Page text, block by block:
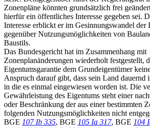
Zonenpläne könnten grundsätzlich frei
hierfür ein öffentliches Interesse gegeben sei.
Interesse erblickt er im Gesinnungswandel der
gegenüber Nutzungsmöglichkeiten von
Baustils.
Das Bundesgericht hat im Zusammenhang mit
Zonenplanänderungen wiederholt festgestellt,
Eigentumsgarantie dem Grundeigentümer
Anspruch darauf gibt, dass sein Land dauernd
in die es einmal eingewiesen worden ist. Die
Gewährleistung des Eigentums steht einer
oder Beschränkung der aus einer bestimmten
folgenden Nutzungsmöglichkeiten nicht
BGE 107 Ib 335, BGE 105 Ia 317, BGE 104